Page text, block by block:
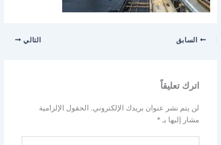
السابق التالي
اترك تعليقاً
لن يتم نشر عنوان بريدك الإلكتروني. الحقول الإلزامية
مشار إليها بـ*